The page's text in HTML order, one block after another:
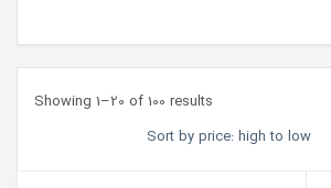
Showing 1–20 of 100 results
Sort by price: high to low